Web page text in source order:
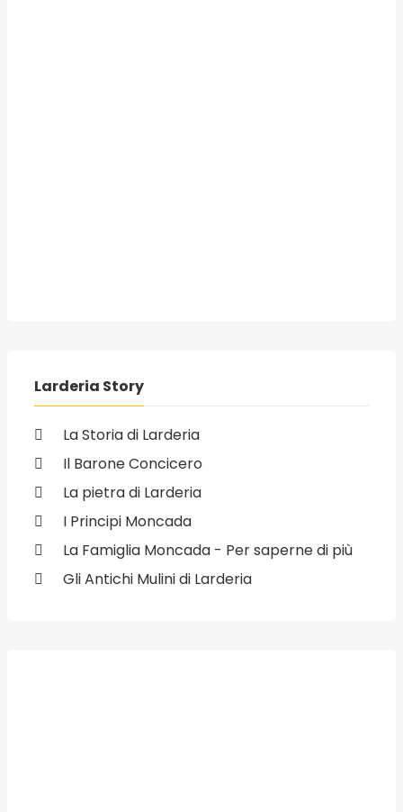
Larderia Story
La Storia di Larderia
Il Barone Concicero
La pietra di Larderia
I Principi Moncada
La Famiglia Moncada - Per saperne di più
Gli Antichi Mulini di Larderia